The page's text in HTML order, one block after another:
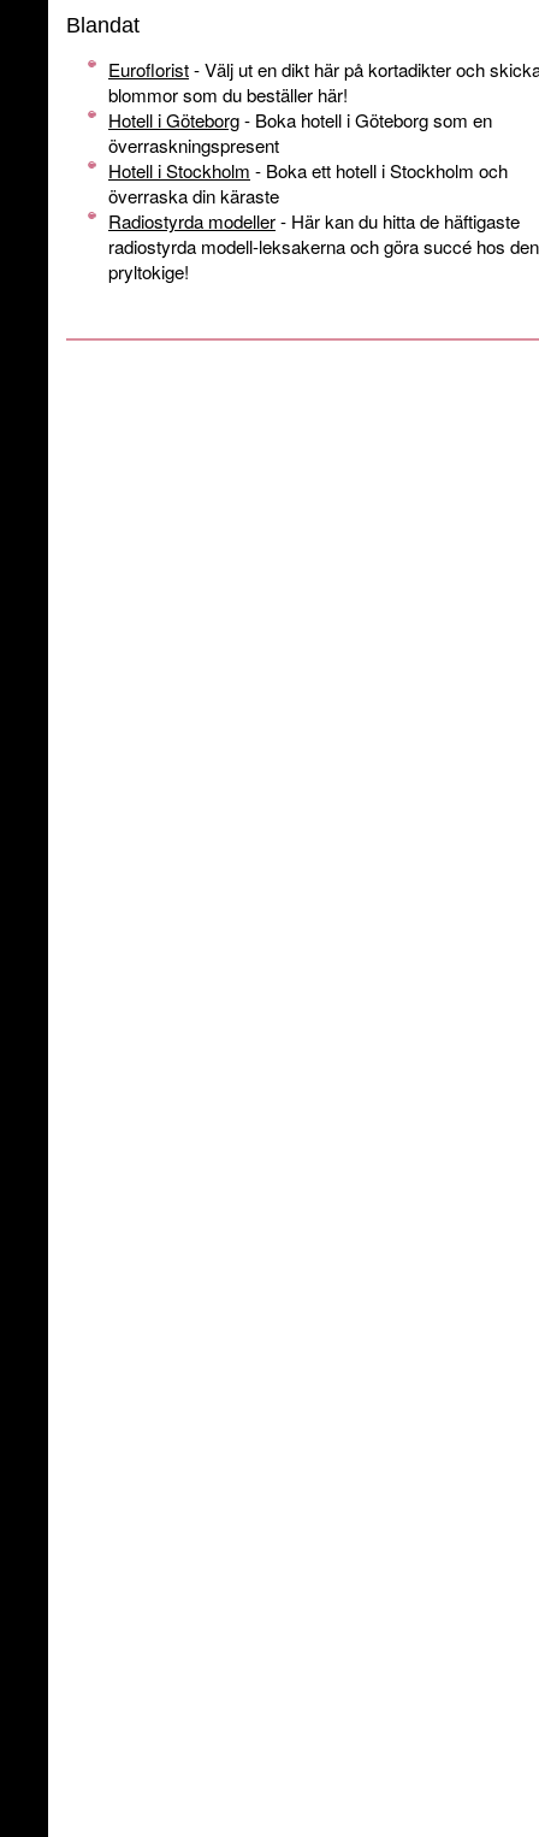
Blandat
Euroflorist- Välj ut en dikt här på kortadikter och
blommor som du beställer här!
Hotell i Göteborg- Boka hotell i Göteborg som en
överraskningspresent
Hotell i Stockholm - Boka ett hotell i Stockholm och
överraska din käraste
Radiostyrda modeller- Här kan du hitta de häftigaste
radiostyrda modell-leksakerna och göra succé hos den
pryltokige!